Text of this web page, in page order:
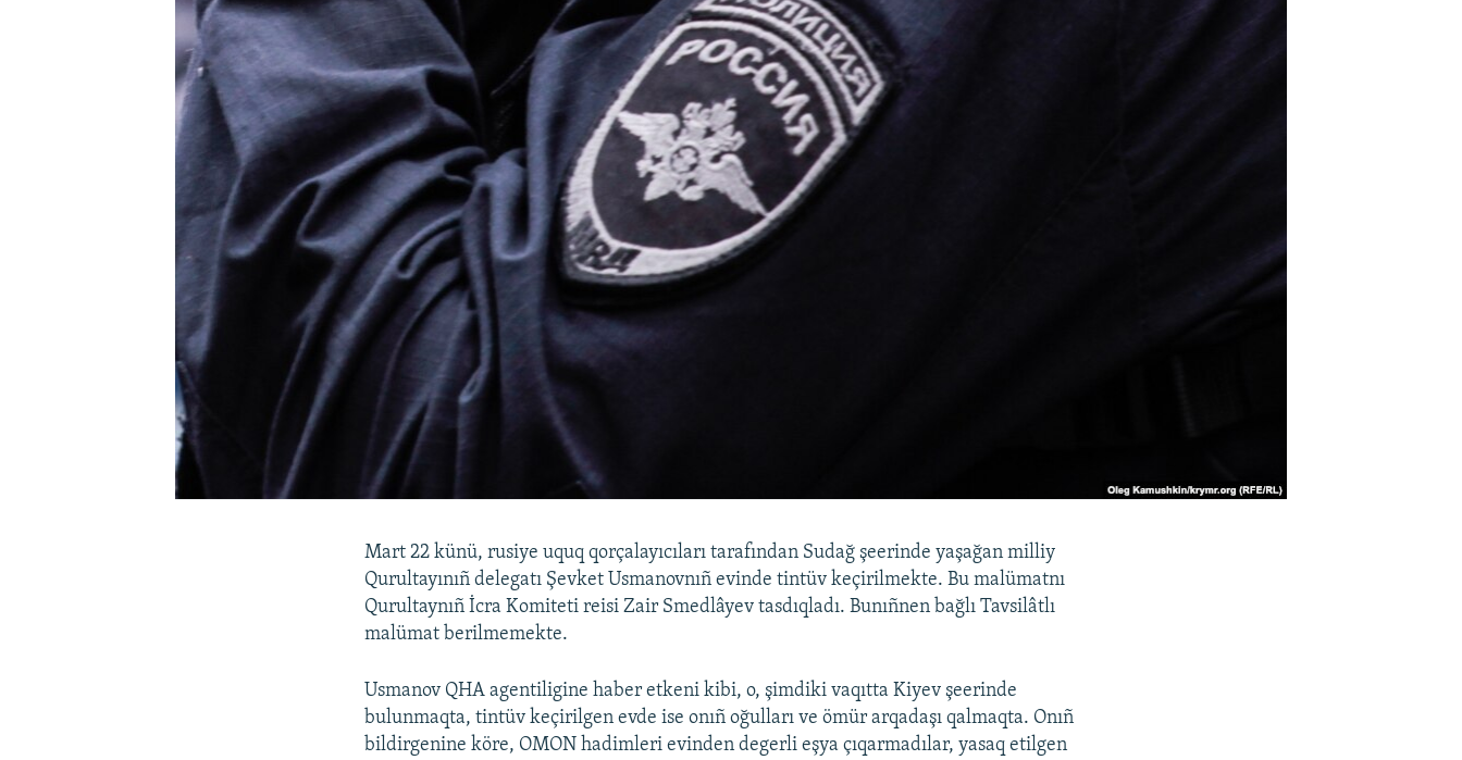
Mart 22 künü, rusiye uquq qorçalayıcıları tarafından Sudağ şeerinde yaşağan milliy
Qurultayınıñ delegatı Şevket Usmanovnıñ evinde tintüv keçirilmekte. Bu malümatnı
Qurultaynıñ İcra Komiteti reisi Zair Smedlâyev tasdıqladı. Bunıñnen bağlı Tavsilâtlı
malümat berilmemekte.
Usmanov QHA agentiligine haber etkeni kibi, o, şimdiki vaqıtta Kiyev şeerinde
bulunmaqta, tintüv keçirilgen evde ise onıñ oğulları ve ömür arqadaşı qalmaqta. Onıñ
bildirgenine köre, OMON hadimleri evinden degerli eşya çıqarmadılar, yasaq etilgen